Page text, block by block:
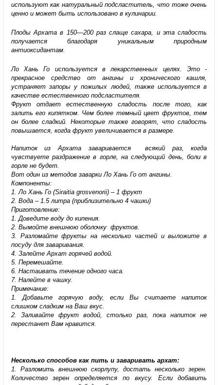
используют как натуральный подсластитель, что тоже очень
ценно и может быть использовано в кулинарии.
Плоды Архата в 150—200 раз слаще сахара, и эта сладость
получается благодаря уникальным природным
антиоксидантам.
Ло Хань Го используется в лекарственных целях. Это -
прекрасное средство от ангины и хронического кашля,
устраняет запоры у пожилых людей, также используется в
качестве естественного подсластителя.
Фрукт отдает естественную сладость после того, как
залить его кипятком. Чем более темный цвет фруктов, тем
он более сладкий. Некоторые также говорят, что сладость
повышается, когда фрукт увеличивается в размере.
Напиток из Архата заваривается всякий раз, когда
чувствуете раздражение в горле, на следующий день, боли в
горле не будет.
Вот один из методов заварки Ло Хань Го от ангины.
Компоненты:
1. Ло Хань Го (Siraitia grosvenorii) – 1 фрукт
2. Вода – 1.5 литра (приблизительно 4 чашки)
Приготовление:
1. Доведите воду до кипения.
2. Вымойте внешнюю оболочку фруктов.
3. Разломайте фрукты на несколько частей и выложите в
посуду для заваривания.
4. Залейте Архат горячей водой.
5. Перемешайте.
6. Настаивать течение одного часа.
7. Налейте в чашку.
Примечание:
1. Добавьте горячую воду, если Вы считаете напиток
слишком сладким на Ваш вкус.
2. Заливайте фрукт водой, столько раз, пока напиток не
перестанет Вам нравится.
Несколько способов как пить и заваривать архат:
1. Разломить внешнюю скорлупу, достать несколько зерен.
Количество зерен определяется по вкусу. Если добавить